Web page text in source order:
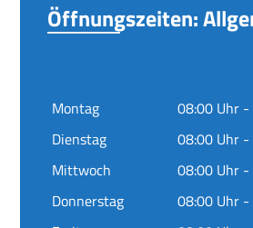
Öffnungszeiten:
Montag
08:00 Uhr
Dienstag
08:00 Uhr
Mittwoch
08:00 Uhr
Donnerstag
08:00 Uhr